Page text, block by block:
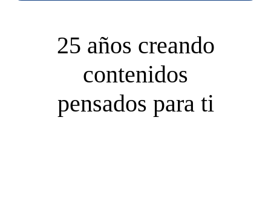
25 años creando
contenidos
pensados para ti